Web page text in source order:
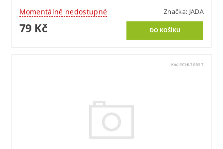
Momentálně nedostupné Značka: JADA
79 Kč
Kód:SCHL70657